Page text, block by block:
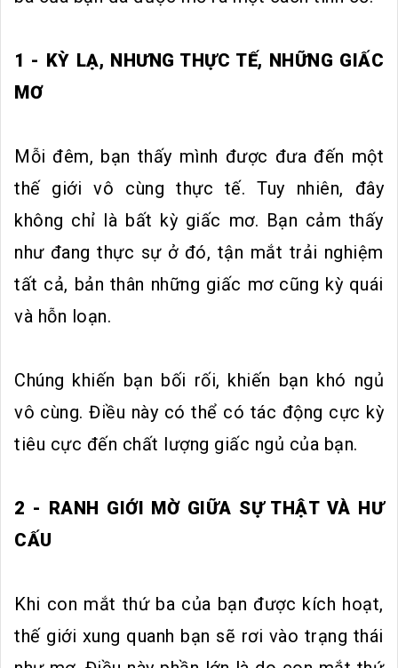
1 - KỲ LẠ, NHƯNG THỰC TẾ, NHỮNG GIẤC
MƠ
Mỗi đêm, bạn thấy mình được đưa đến một
thế giới vô cùng thực tế. Tuy nhiên, đây
không chỉ là bất kỳ giấc mơ. Bạn cảm thấy
như đang thực sự ở đó, tận mắt trải nghiệm
tất cả, bản thân những giấc mơ cũng kỳ quái
và hỗn loạn.
Chúng khiến bạn bối rối, khiến bạn khó ngủ
vô cùng. Điều này có thể có tác động cực kỳ
tiêu cực đến chất lượng giấc ngủ của bạn.
2 - RANH GIỚI MỜ GIỮA SỰ THẬT VÀ HƯ
CẤU
Khi con mắt thứ ba của bạn được kích hoạt,
thế giới xung quanh bạn sẽ rơi vào trạng thái